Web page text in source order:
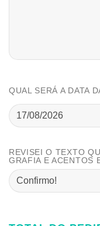
QUAL SERÁ A DATA
REVISEI O TEXTO
GRAFIA E ACENTOS